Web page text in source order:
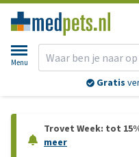
Menu
Gratis
Trovet Week: tot
meer